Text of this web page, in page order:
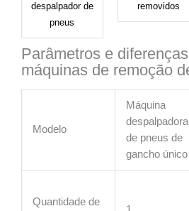
despalpador de
pneus
removidos
Parâmetros e
máquinas de remoção
Modelo
Máquina
despalpadora
de pneus de
gancho único
Quantidade de